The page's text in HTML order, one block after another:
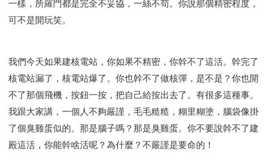
一樣，所羅門都是完全不妥協，一絲不苟。你說那個精密程度，
可不是開玩笑。
我們今天如果建核電站，你如果不精密，你幹不了這活。幹完了
核電站漏了，核電站爆了。你也幹不了做核彈，是不是？你也開
不了那個飛機，按鈕一按，把自己給按出去了。有很多這種事。
我跟大家講，一個人不夠嚴謹，毛毛糙糙，糊里糊塗，腦袋像掛
了個臭雞蛋似的。那是腦子嗎？那是臭雞蛋。你不要說幹不了建
殿這活，你能幹啥活呢？為什麼？不嚴謹是要命的！